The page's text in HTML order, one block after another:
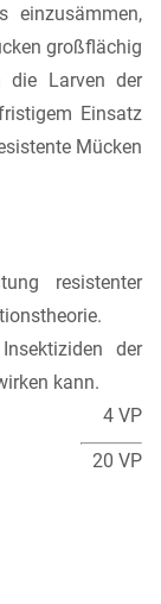
einzusämmen,
großflächig
die Larven der
Einsatz
Mücken
resistenter
der
kann.
4 VP
20 VP